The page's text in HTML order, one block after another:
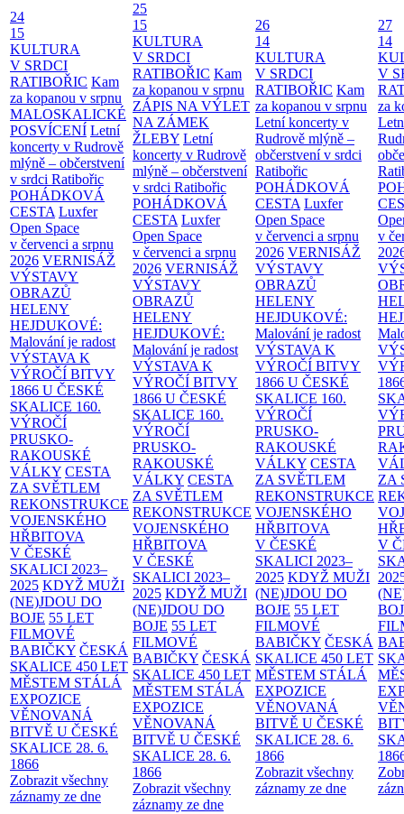
24
15
KULTURA
V SRDCI
RATIBOŘIC Kam
za kopanou v srpnu
MALOSKALICKÉ
POSVÍCENÍ Letní
koncerty v Rudrově
mlýně – občerstvení
v srdci Ratibořic
POHÁDKOVÁ
CESTA Luxfer
Open Space
v červenci a srpnu
2026 VERNISÁŽ
VÝSTAVY
OBRAZŮ
HELENY
HEJDUKOVÉ:
Malování je radost
VÝSTAVA K
VÝROČÍ BITVY
1866 U ČESKÉ
SKALICE 160.
VÝROČÍ
PRUSKO-
RAKOUSKÉ
VÁLKY CESTA
ZA SVĚTLEM
REKONSTRUKCE
VOJENSKÉHO
HŘBITOVA
V ČESKÉ
SKALICI 2023–
2025 KDYŽ MUŽI
(NE)JDOU DO
BOJE 55 LET
FILMOVÉ
BABIČKY ČESKÁ
SKALICE 450 LET
MĚSTEM STÁLÁ
EXPOZICE
VĚNOVANÁ
BITVĚ U ČESKÉ
SKALICE 28. 6.
1866
Zobrazit všechny
záznamy ze dne
25
15
KULTURA
V SRDCI
RATIBOŘIC Kam
za kopanou v srpnu
ZÁPIS NA VÝLET
NA ZÁMEK
ŽLEBY Letní
koncerty v Rudrově
mlýně – občerstvení
v srdci Ratibořic
POHÁDKOVÁ
CESTA Luxfer
Open Space
v červenci a srpnu
2026 VERNISÁŽ
VÝSTAVY
OBRAZŮ
HELENY
HEJDUKOVÉ:
Malování je radost
VÝSTAVA K
VÝROČÍ BITVY
1866 U ČESKÉ
SKALICE 160.
VÝROČÍ
PRUSKO-
RAKOUSKÉ
VÁLKY CESTA
ZA SVĚTLEM
REKONSTRUKCE
VOJENSKÉHO
HŘBITOVA
V ČESKÉ
SKALICI 2023–
2025 KDYŽ MUŽI
(NE)JDOU DO
BOJE 55 LET
FILMOVÉ
BABIČKY ČESKÁ
SKALICE 450 LET
MĚSTEM STÁLÁ
EXPOZICE
VĚNOVANÁ
BITVĚ U ČESKÉ
SKALICE 28. 6.
1866
Zobrazit všechny
záznamy ze dne
26
14
KULTURA
V SRDCI
RATIBOŘIC Kam
za kopanou v srpnu
Letní koncerty v
Rudrově mlýně –
občerstvení v srdci
Ratibořic
POHÁDKOVÁ
CESTA Luxfer
Open Space
v červenci a srpnu
2026 VERNISÁŽ
VÝSTAVY
OBRAZŮ
HELENY
HEJDUKOVÉ:
Malování je radost
VÝSTAVA K
VÝROČÍ BITVY
1866 U ČESKÉ
SKALICE 160.
VÝROČÍ
PRUSKO-
RAKOUSKÉ
VÁLKY CESTA
ZA SVĚTLEM
REKONSTRUKCE
VOJENSKÉHO
HŘBITOVA
V ČESKÉ
SKALICI 2023–
2025 KDYŽ MUŽI
(NE)JDOU DO
BOJE 55 LET
FILMOVÉ
BABIČKY ČESKÁ
SKALICE 450 LET
MĚSTEM STÁLÁ
EXPOZICE
VĚNOVANÁ
BITVĚ U ČESKÉ
SKALICE 28. 6.
1866
Zobrazit všechny
záznamy ze dne
27
14
V
za
v
ZA
V